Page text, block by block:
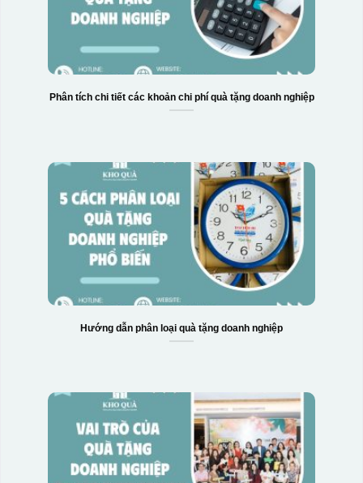
Hộp xi biểu trưng
Phân tích chi tiết các khoản chi phí quà tặng doanh nghiệp
Hướng dẫn phân loại quà tặng doanh nghiệp